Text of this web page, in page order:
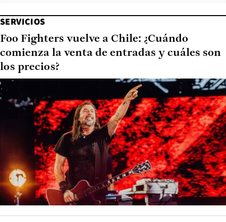
SERVICIOS
Foo Fighters vuelve a Chile: ¿Cuándo
comienza la venta de entradas y cuáles son
los precios?